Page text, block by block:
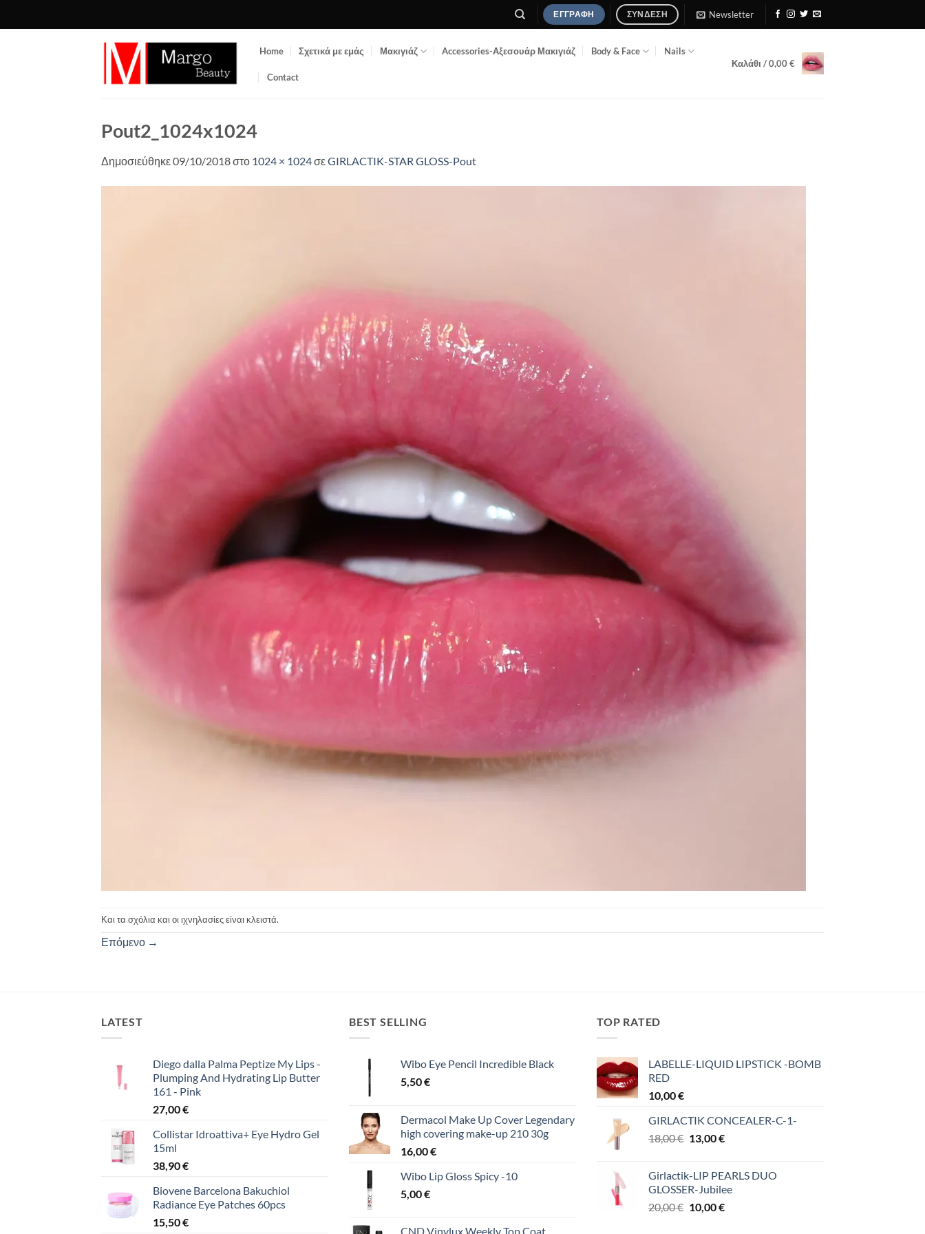
ΕΓΓΡΑΦΉ ΣΎΝΔΕΣΗ Newsletter
Home Σχετικά με εμάς Μακιγιάζ Accessories-Αξεσουάρ Μακιγιάζ Body & Face Nails
Contact
Καλάθι /0,00€
Pout2_1024x1024
Δημοσιεύθηκε09/10/2018στο 1024 × 1024σεGIRLACTIK-STAR GLOSS-Pout
Και τα σχόλια και οι ιχνηλασίες είναι κλειστά.
Επόμενο →
LATEST
Diego dalla Palma Peptize My Lips -
Plumping And Hydrating Lip Butter
161 - Pink
27,00€
Collistar Idroattiva+ Eye Hydro Gel
15ml
38,90€
Biovene Barcelona Bakuchiol
Radiance Eye Patches 60pcs
15,50€
BEST SELLING
Wibo Eye Pencil Incredible Black
5,50€
Dermacol Make Up Cover Legendary
high covering make-up 210 30g
16,00€
Wibo Lip Gloss Spicy -10
5,00€
CND Vinylux Weekly Top Coat
TOP RATED
LABELLE-LIQUID LIPSTICK -BOMB
RED
10,00€
GIRLACTIK CONCEALER-C-1-
18,00€ Original
18,00 €.
13,00€Η
είναι:
13,00 €.
Girlactik-LIP PEARLS DUO
GLOSSER-Jubilee
20,00€ Original
10,00€Η